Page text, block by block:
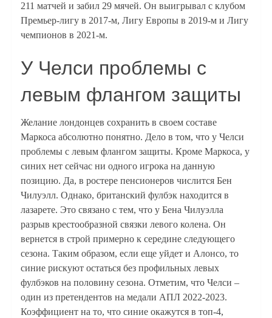
211 матчей и забил 29 мячей. Он выигрывал с клубом
Премьер-лигу в 2017-м, Лигу Европы в 2019-м и Лигу
чемпионов в 2021-м.
У Челси проблемы с
левым флангом защиты
Желание лондонцев сохранить в своем составе
Маркоса абсолютно понятно. Дело в том, что у Челси
проблемы с левым флангом защиты. Кроме Маркоса, у
синих нет сейчас ни одного игрока на данную
позицию. Да, в ростере пенсионеров числится Бен
Чилуэлл. Однако, британский фулбэк находится в
лазарете. Это связано с тем, что у Бена Чилуэлла
разрыв крестообразной связки левого колена. Он
вернется в строй примерно к середине следующего
сезона. Таким образом, если еще уйдет и Алонсо, то
синие рискуют остаться без профильных левых
фулбэков на половину сезона. Отметим, что Челси –
один из претендентов на медали АПЛ 2022-2023.
Коэффициент на то, что синие окажутся в топ-4,